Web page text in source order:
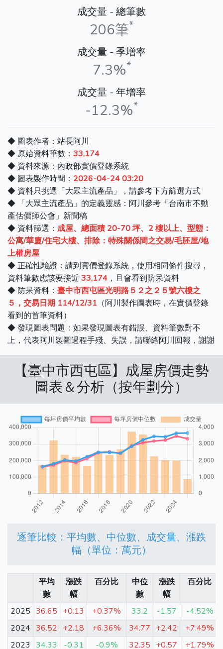
成交量 - 總筆數
206筆*
成交量 - 季增率
7.3%*
成交量 - 年增率
-12.3%*
◆ 圖表作者：站長阿川
◆ 原始資料筆數： 33,174
◆ 資料來源：內政部實價登錄系統
◆ 圖表製作時間： 2026-04-24 03:20
◆ 資料只挑選「大眾主流產品」，請參考下方篩選方式
◆ 「大眾主流產品」的定義靈感：阿川參考「台南市不動
產估價師公會」新聞稿
◆ 資料篩選： 成屋、總面積 20-70 坪、2 樓以上、型態：
公寓/華廈/住宅大樓、排除：特殊關係間之交易/毛胚屋/地
上權房屋
◆ 正確性驗證：請到實價登錄系統，使用相同條件搜尋，
資料筆數應該要接近 33,174 ，且會看到防呆資料
◆ 防呆資料： 臺中市西屯區光明路５２之２５號六樓之
５，交易日期 114/12/31 （阿川製作圖表時，在實價登錄
看到的首筆資料）
◆ 發現圖表問題：如果發現圖表有錯誤、資料筆數對不
上，代表阿川製圖過程手殘、失誤，請聯絡阿川回報，謝謝
【臺中市西屯區】成屋房價走勢
圖表＆分析（按年劃分）
逐筆比較：平均數、中位數、成交量、漲跌
幅（單位：萬元）
平均
數
漲跌
幅
百分比
中位
數
漲跌
幅
百分比
2025 36.65 +0.13 +0.37% 33.2 -1.57
-4.52%
2024 36.52 +2.18 +6.36% 34.77 +2.42 +7.49%
2023 34.33 -0.31 -0.9% 32.35 +0.57 +1.79%